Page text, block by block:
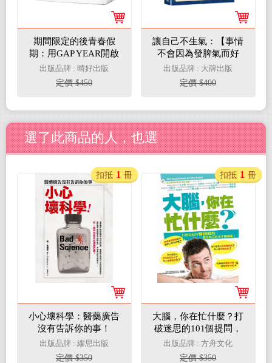
期間限定的後青春假
期：用GAP YEAR開啟
愛的自我練習
出版品牌 : 晴好出版
定價 $450
讓自己不生氣：【事情
不會因為發脾氣而好
轉，卻能因為不動怒而
逆轉】理情行為治療之
父亞伯．艾里斯經典之
出版品牌 : 大牌出版
定價 $400
選了此商品的人，也選
小心壞科學：醫藥廣告
沒有告訴你的事！
出版品牌 : 繆思出版
定價 $350
扣抵 1 冊
大腦，你在忙什麼？打
破迷思的101個提問，
看見自己的天才與瑕
疵！
出版品牌 : 方舟文化
定價 $350
扣抵 1 冊